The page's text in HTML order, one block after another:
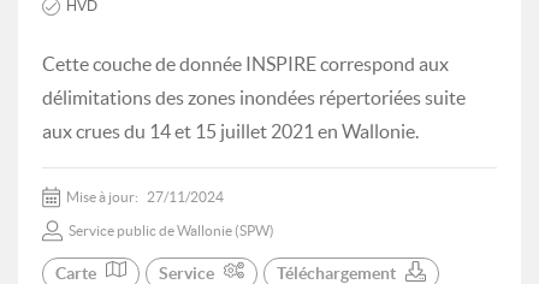
HVD
Cette couche de donnée INSPIRE correspond aux
délimitations des zones inondées répertoriées suite
aux crues du 14 et 15 juillet 2021 en Wallonie.
Mise à jour: 27/11/2024
Service public de Wallonie (SPW)
Carte Service Téléchargement